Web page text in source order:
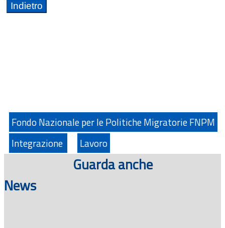
Fondo Nazionale per le Politiche Migratorie FNPM
Integrazione
Lavoro
Guarda anche
News